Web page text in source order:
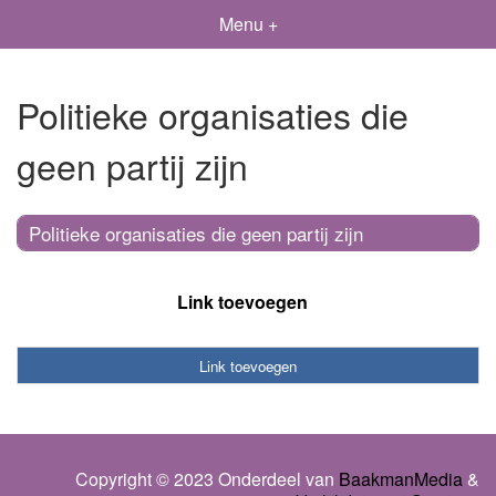
Menu +
Politieke organisaties die
geen partij zijn
Politieke organisaties die geen partij zijn
Link toevoegen
Link toevoegen
Copyright © 2023 Onderdeel van BaakmanMedia &